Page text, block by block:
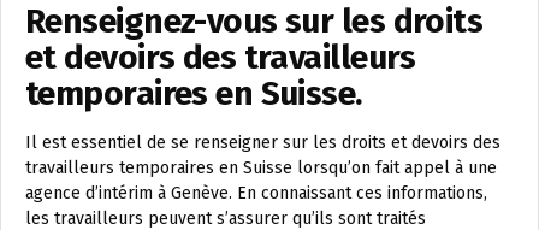
Renseignez-vous sur les droits
et devoirs des travailleurs
temporaires en Suisse.
Il est essentiel de se renseigner sur les droits et devoirs des
travailleurs temporaires en Suisse lorsqu’on fait appel à une
agence d’intérim à Genève. En connaissant ces informations,
les travailleurs peuvent s’assurer qu’ils sont traités